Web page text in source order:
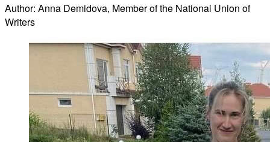
Author: Anna Demidova, Member of the National Union of
Writers